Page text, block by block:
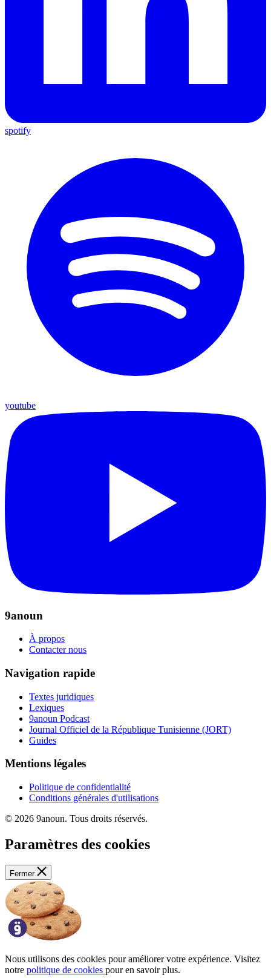
spotify
youtube
9anoun
À propos
Contacter nous
Navigation rapide
Textes juridiques
Lexiques
9anoun Podcast
Journal Officiel de la République Tunisienne (JORT)
Guides
Mentions légales
Politique de confidentialité
Conditions générales d'utilisations
© 2026 9anoun. Tous droits réservés.
Paramètres des cookies
Fermer
Nous utilisons des cookies pour améliorer votre expérience. Visitez
notre politique de cookies pour en savoir plus.